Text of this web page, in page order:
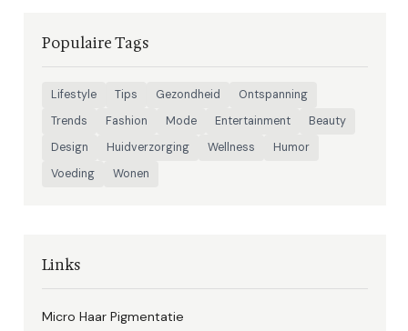
Populaire Tags
Lifestyle Tips Gezondheid
Ontspanning
Trends
Fashion Mode Entertainment
Beauty
Design
Huidverzorging Wellness
Humor
Voeding
Wonen
Links
Micro Haar Pigmentatie